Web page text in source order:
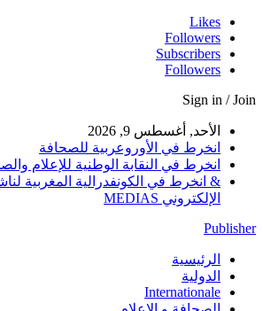
Likes
Followers
Subscribers
Followers
Sign in / Join
الأحد, أغسطس 9, 2026
انخرط في الأوروعربية للصحافة
انخرط في النقابة الوطنية للإعلام
& انخرط في الكونفدرالية المغربية
الإلكتروني MEDIAS
Publisher
الرئيسية
الدولية
Internationale